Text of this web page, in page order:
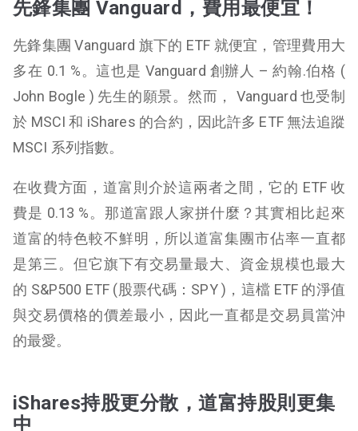
先鋒集團 Vanguard，費用最便宜！
先鋒集團 Vanguard 旗下的 ETF 就便宜，管理費用大
多在 0.1 %。這也是 Vanguard 創辦人 – 約翰.伯格 (
John Bogle ) 先生的願景。然而， Vanguard 也受制
於 MSCI 和 iShares 的合約，因此許多 ETF 無法追蹤
MSCI 系列指數。
在收費方面，道富則介於這兩者之間，它的 ETF 收
費是 0.13 %。那道富跟人家拼什麼？其實相比起來
道富的特色較不鮮明，所以道富集團市佔率一直都
是第三。但它旗下有交易量最大、資金規模也最大
的 S&P500 ETF (股票代碼：SPY )，這檔 ETF 的淨值
與交易價格的價差最小，因此一直都是交易員當沖
的最愛。
iShares持股更分散，道富持股則更集
中